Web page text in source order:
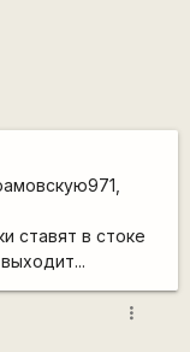
ставят в стоке
more_vert